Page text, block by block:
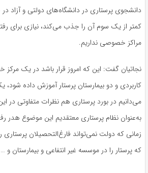
دانشجوی پرستاری در دانشگاه‌های دولتی و
کمتر از یک سوم آن را جذب می‌کند، نیازی برای
مراکز خصوصی نداریم.
نجاتیان گفت:‌ این که امروز قرار باشد در یک
کاربردی و دو بیمارستان پرستار آموزش داده
می‌دانیم در بورد پرستاری هم نظرات متفاوتی در
به‌عنوان نظام پرستاری معتقدیم این موضوع هدر
زمانی که دولت نمی‌تواند فارغ‌التحصیلان پرستاری
که پرستار را در موسسه‌ غیر انتفاعی و بیمارستان